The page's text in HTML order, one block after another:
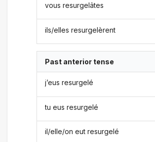
vous resurgelâtes
ils/elles resurgelèrent
Past anterior tense
j’eus resurgelé
tu eus resurgelé
il/elle/on eut resurgelé